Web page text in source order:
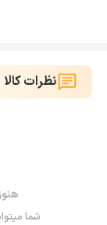
نظرات کالا
شما